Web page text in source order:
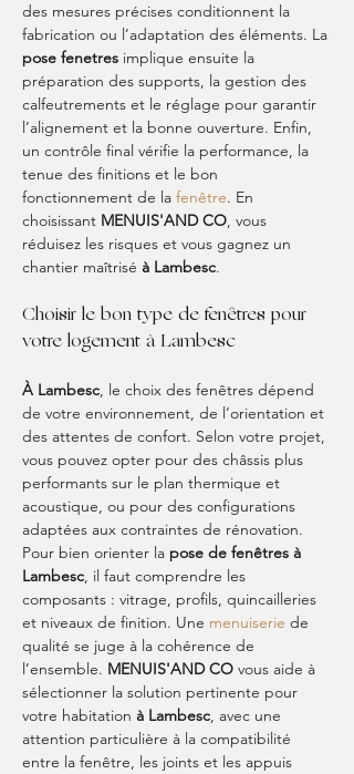
des mesures précises conditionnent la
fabrication ou l’adaptation des éléments. La
pose fenetres implique ensuite la
préparation des supports, la gestion des
calfeutrements et le réglage pour garantir
l’alignement et la bonne ouverture. Enfin,
un contrôle final vérifie la performance, la
tenue des finitions et le bon
fonctionnement de la fenêtre. En
choisissant MENUIS'AND CO, vous
réduisez les risques et vous gagnez un
chantier maîtrisé à Lambesc.
Choisir le bon type de fenêtres pour
votre logement à Lambesc
À Lambesc, le choix des fenêtres dépend
de votre environnement, de l’orientation et
des attentes de confort. Selon votre projet,
vous pouvez opter pour des châssis plus
performants sur le plan thermique et
acoustique, ou pour des configurations
adaptées aux contraintes de rénovation.
Pour bien orienter la pose de fenêtres à
Lambesc, il faut comprendre les
composants : vitrage, profils, quincailleries
et niveaux de finition. Une menuiserie de
qualité se juge à la cohérence de
l’ensemble. MENUIS'AND CO vous aide à
sélectionner la solution pertinente pour
votre habitation à Lambesc, avec une
attention particulière à la compatibilité
entre la fenêtre, les joints et les appuis